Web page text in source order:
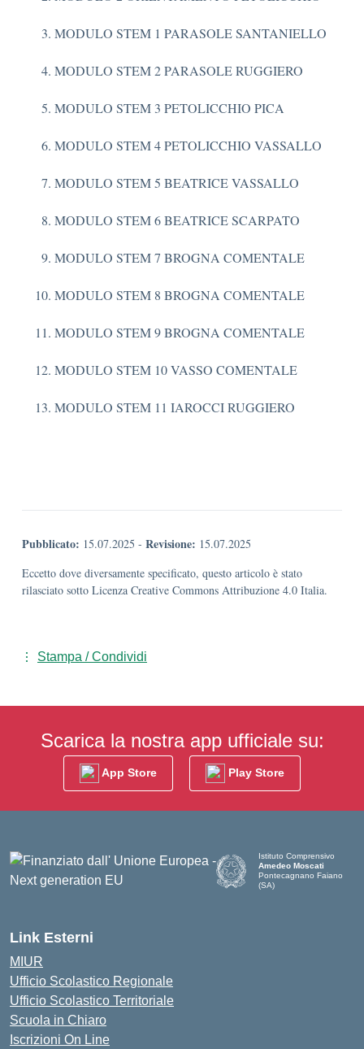
MODULO STEM 1 PARASOLE SANTANIELLO
MODULO STEM 2 PARASOLE RUGGIERO
MODULO STEM 3 PETOLICCHIO PICA
MODULO STEM 4 PETOLICCHIO VASSALLO
MODULO STEM 5 BEATRICE VASSALLO
MODULO STEM 6 BEATRICE SCARPATO
MODULO STEM 7 BROGNA COMENTALE
MODULO STEM 8 BROGNA COMENTALE
MODULO STEM 9 BROGNA COMENTALE
MODULO STEM 10 VASSO COMENTALE
MODULO STEM 11 IAROCCI RUGGIERO
Pubblicato: 15.07.2025 - Revisione: 15.07.2025
Eccetto dove diversamente specificato, questo articolo è stato
rilasciato sotto Licenza Creative Commons Attribuzione 4.0 Italia.
Stampa / Condividi
Scarica la nostra app ufficiale su:
App Store Play Store
Istituto Comprensivo
Amedeo Moscati
Pontecagnano Faiano
(SA)
Link Esterni
MIUR
Ufficio Scolastico Regionale
Ufficio Scolastico Territoriale
Scuola in Chiaro
Iscrizioni On Line